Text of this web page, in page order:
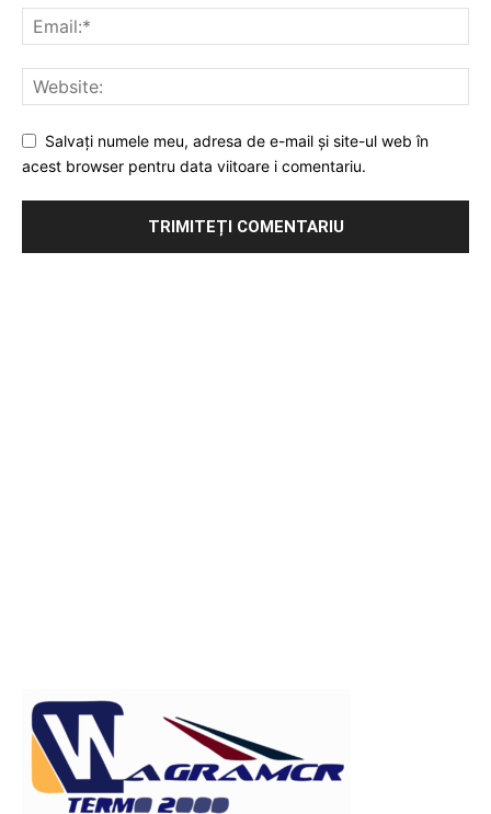
Salvați numele meu, adresa de e-mail și site-ul web în
acest browser pentru data viitoare i comentariu.